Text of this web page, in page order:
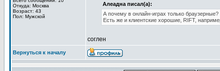
Откуда: Москва
Возраст: 43
Пол: Мужской
Алеадна писал(а):
А почему в онлайн-играх только браузерные?
Есть же и клиентские хорошие, RIFT,
соглен
Вернуться к началу